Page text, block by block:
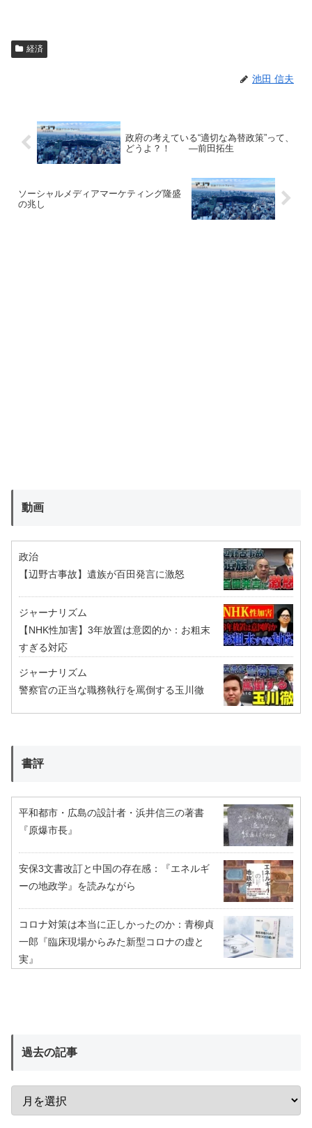
経済
池田 信夫
政府の考えている“適切な為替政策”って、
どうよ？！ ―前田拓生
ソーシャルメディアマーケティング隆盛
の兆し
動画
政治
【辺野古事故】遺族が百田発言に激怒
ジャーナリズム
【NHK性加害】3年放置は意図的か：お粗末
すぎる対応
ジャーナリズム
警察官の正当な職務執行を罵倒する玉川徹
書評
平和都市・広島の設計者・浜井信三の著書
『原爆市長』
安保3文書改訂と中国の存在感：『エネルギ
ーの地政学』を読みながら
コロナ対策は本当に正しかったのか：青柳貞
一郎『臨床現場からみた新型コロナの虚と
実』
過去の記事